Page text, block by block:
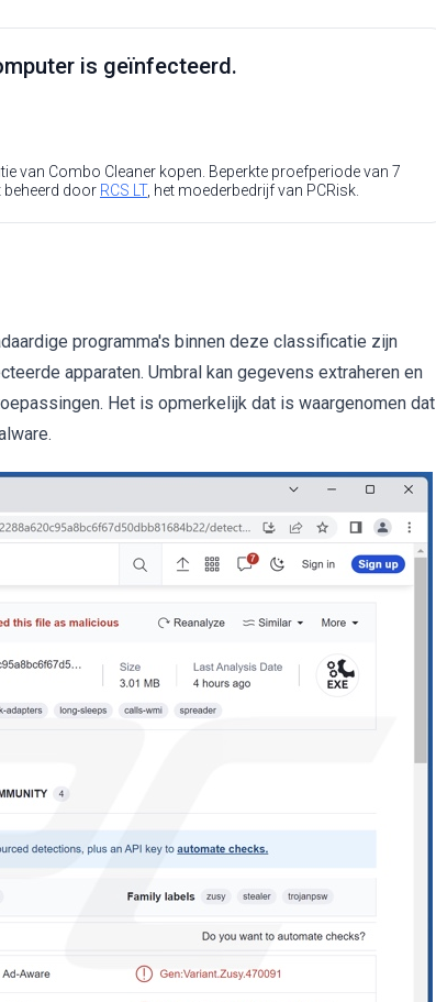
is geïnfecteerd.
van Combo Cleaner kopen. Beperkte proefperiode van 7
beheerd door RCS LT, het moederbedrijf van PCRisk.
programma's binnen deze classificatie zijn
apparaten. Umbral kan gegevens extraheren en
Het is opmerkelijk dat is waargenomen dat